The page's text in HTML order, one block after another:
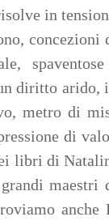
in
concezioni
diritto arido,
metro di
di
libri di
anche